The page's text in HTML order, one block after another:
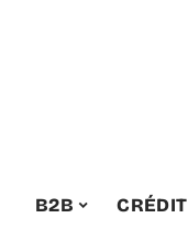
B2B CRÉDIT